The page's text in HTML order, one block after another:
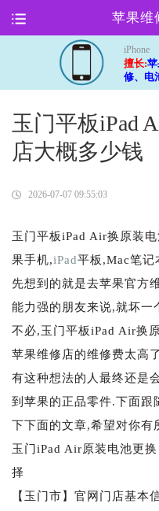
苹果维
iPhone
擅长:
修、电
玉门平板iPad
店大概多少钱
2026-07-07 09:55:03
玉门平板iPad Air换原装
果手机,iPad平板,Mac笔记
先想到的就是去苹果官方
能力强的朋友来说,就坏一
不必,玉门平板iPad Air换
苹果维修店的维修费太高
有这种想法的人最终还是
到苹果的正品零件.下面跟
下下面的文章,希望对你有
玉门iPad Air原装电池更
择
【玉门市】官网门店基本